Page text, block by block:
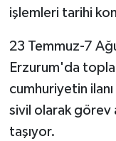
işlemleri tarihi
23 Temmuz-7
Erzurum'da
cumhuriyetin
sivil olarak görev
taşıyor.